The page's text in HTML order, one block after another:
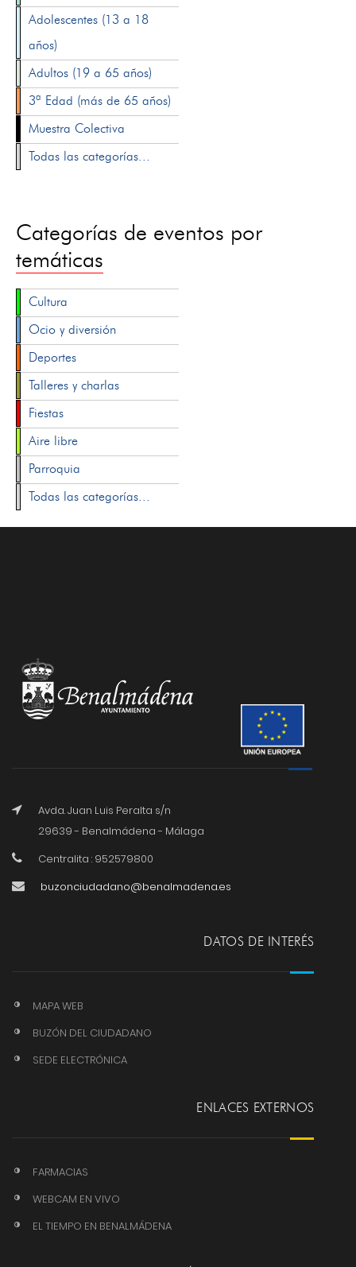
Adolescentes (13 a 18
años)
Adultos (19 a 65 años)
3ª Edad (más de 65 años)
Muestra Colectiva
Todas las categorías...
Categorías de eventos por
temáticas
Cultura
Ocio y diversión
Deportes
Talleres y charlas
Fiestas
Aire libre
Parroquia
Todas las categorías...
Avda. Juan Luis Peralta s/n
29639 - Benalmádena - Málaga
Centralita : 952579800
buzonciudadano@benalmadena.es
DATOS DE INTERÉS
MAPA WEB
BUZÓN DEL CIUDADANO
SEDE ELECTRÓNICA
ENLACES EXTERNOS
FARMACIAS
WEBCAM EN VIVO
EL TIEMPO EN BENALMÁDENA